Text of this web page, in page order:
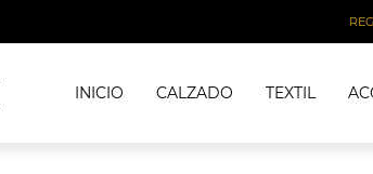
INICIO CALZADO TEXTIL